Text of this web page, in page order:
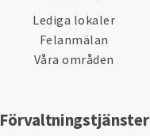
Lediga lokaler
Felanmälan
Våra områden
Förvaltningstjänster